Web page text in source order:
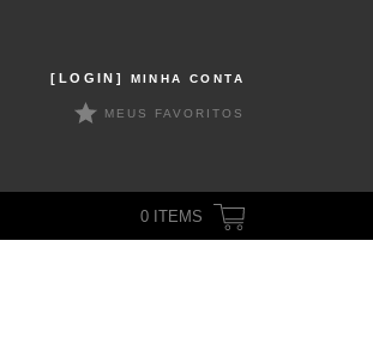
[LOGIN] MINHA CONTA
MEUS FAVORITOS
0 ITEMS